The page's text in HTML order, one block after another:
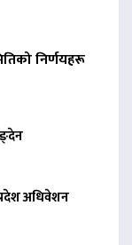
निर्णयहरू
अधिवेशन